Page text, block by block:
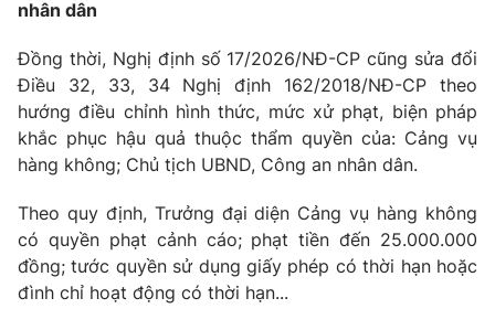
nhân dân
Đồng thời, Nghị định số 17/2026/NĐ-CP cũng sửa đổi
Điều 32, 33, 34 Nghị định 162/2018/NĐ-CP theo
hướng điều chỉnh hình thức, mức xử phạt, biện pháp
khắc phục hậu quả thuộc thẩm quyền của: Cảng vụ
hàng không; Chủ tịch UBND, Công an nhân dân.
Theo quy định, Trưởng đại diện Cảng vụ hàng không
có quyền phạt cảnh cáo; phạt tiền đến 25.000.000
đồng; tước quyền sử dụng giấy phép có thời hạn hoặc
đình chỉ hoạt động có thời hạn...